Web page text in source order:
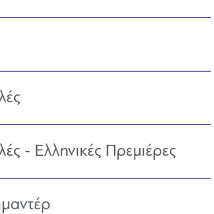
- Ελληνικές Πρεμιέρες